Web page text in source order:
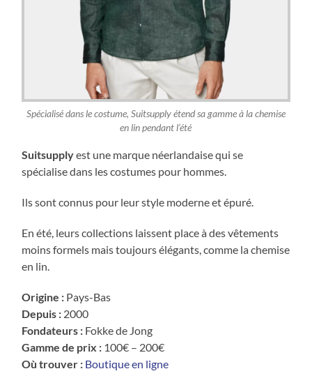
Spécialisé dans le costume, Suitsupply étend sa gamme à la chemise
en lin pendant l’été
Suitsupplyest une marque néerlandaise qui se
spécialise dans les costumes pour hommes.
Ils sont connus pour leur style moderne et épuré.
En été, leurs collections laissent place à des vêtements
moins formels mais toujours élégants, comme la chemise
en lin.
Origine : Pays-Bas
Depuis : 2000
Fondateurs : Fokke de Jong
Gamme de prix : 100€ – 200€
Où trouver : Boutique en ligne